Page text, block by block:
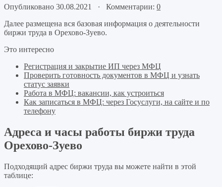
Опубликовано 30.08.2021 · Комментарии: 0
Далее размещена вся базовая информация о деятельности
биржи труда в Орехово-Зуево.
Это интересно
Регистрация и закрытие ИП через МФЦ
Проверить готовность документов в МФЦ и узнать
статус заявки
Работа в МФЦ: вакансии, как устроиться
Как записаться в МФЦ: через Госуслуги, на сайте и по
телефону
Адреса и часы работы биржи труда
Орехово-Зуево
Подходящий адрес биржи труда вы можете найти в этой
таблице: